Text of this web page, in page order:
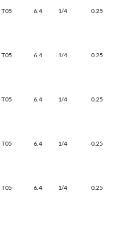
T05 6.4 1/4 0.25
T05 6.4 1/4 0.25
T05 6.4 1/4 0.25
T05 6.4 1/4 0.25
T05 6.4 1/4 0.25